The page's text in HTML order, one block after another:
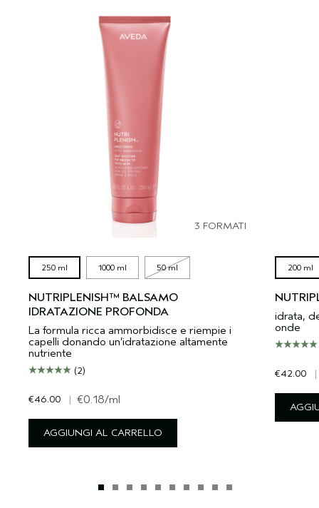
3 FORMATI
250 ml 1000 ml 50 ml
NUTRIPLENISH™ BALSAMO
IDRATAZIONE PROFONDA
La formula ricca ammorbidisce e riempie i
capelli donando un’idratazione altamente
nutriente
(2)
€46.00 | €0.18/ml
AGGIUNGI AL CARRELLO
200 ml
idrata,
onde
€42.00 |